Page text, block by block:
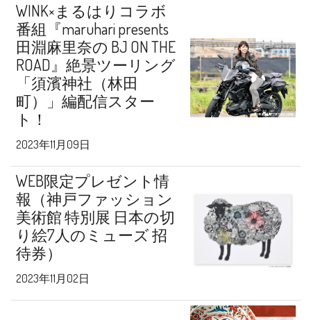
WINK×まるはりコラボ
番組『maruhari presents
田淵麻里奈の BJ ON THE
ROAD』絶景ツーリング
「須濱神社（林田
町）」編配信スター
ト！
2023年11月09日
WEB限定プレゼント情
報（神戸ファッション
美術館 特別展 日本の切
り絵7人のミューズ 招
待券）
2023年11月02日